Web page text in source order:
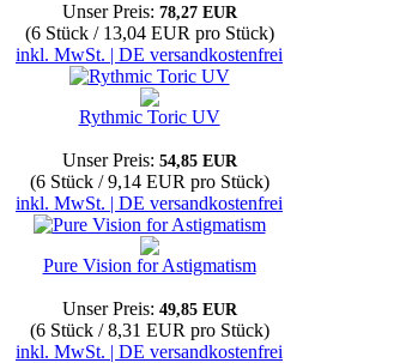
Unser Preis: 78,27 EUR
(6 Stück / 13,04 EUR pro Stück)
inkl. MwSt. | DE versandkostenfrei
Rythmic Toric UV
Unser Preis: 54,85 EUR
(6 Stück / 9,14 EUR pro Stück)
inkl. MwSt. | DE versandkostenfrei
Pure Vision for Astigmatism
Unser Preis: 49,85 EUR
(6 Stück / 8,31 EUR pro Stück)
inkl. MwSt. | DE versandkostenfrei